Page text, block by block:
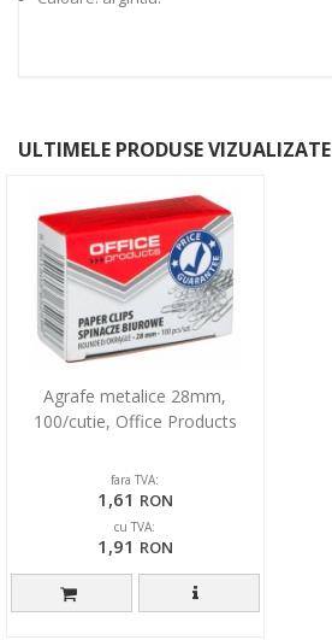
ULTIMELE PRODUSE VIZUALIZATE
Agrafe metalice 28mm,
100/cutie, Office Products
fara TVA:
1,61 RON
cu TVA:
1,91 RON